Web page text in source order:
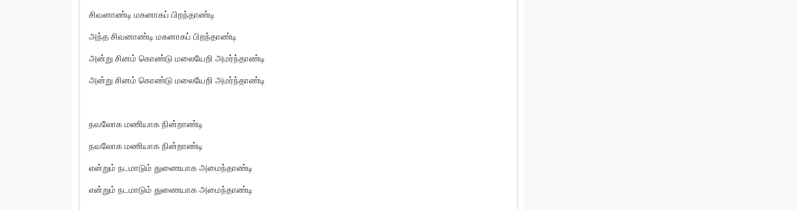
சிவனாண்டி மகனாகப் பிறந்தாண்டி
அந்த சிவனாண்டி மகனாகப் பிறந்தாண்டி
அன்று சினம் கொண்டு மலையேறி அமர்ந்தாண்டி
அன்று சினம் கொண்டு மலையேறி அமர்ந்தாண்டி
நவலோக மணியாக நின்றாண்டி
நவலோக மணியாக நின்றாண்டி
என்றும் நடமாடும் துணையாக அமைந்தாண்டி
என்றும் நடமாடும் துணையாக அமைந்தாண்டி